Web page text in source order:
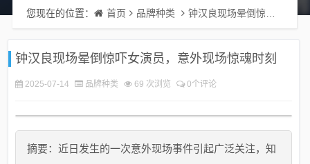
您现在的位置： 首页 品牌种类 钟汉良现场晕倒惊吓女演员，意外现场惊魂时刻
钟汉良现场晕倒惊吓女演员，意外现场惊魂时刻
2025-07-14 品牌种类 69 次浏览 0个评论
摘要：近日发生的一次意外现场事件引起广泛关注，知